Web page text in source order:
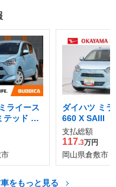
ライース
ッド SA
ダイハツ ミ
660 X SAIII
支払総額
117.3万円
岡山県倉敷市
をもっと見る